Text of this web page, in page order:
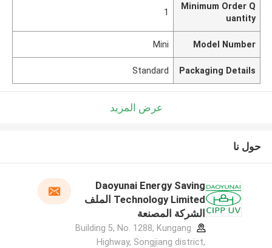
Minimum Order Q
uantity
1
Model Number
Mini
Packaging Details
Standard
عرض المزيد
حول نا
Daoyunai Energy Saving
Technology Limited الملف
الشركة المصنعة
Building 5, No. 1288, Kungang
Highway, Songjiang district,